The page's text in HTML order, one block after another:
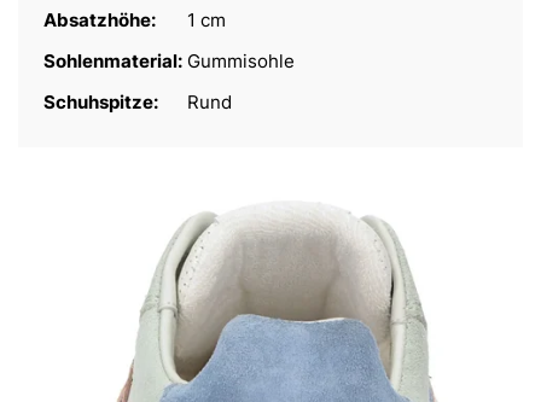
Absatzhöhe:
1 cm
Sohlenmaterial: Gummisohle
Schuhspitze:
Rund